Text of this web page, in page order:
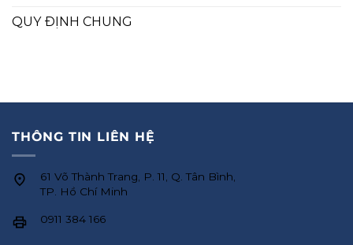
QUY ĐỊNH CHUNG
THÔNG TIN LIÊN HỆ
61 Võ Thành Trang, P. 11, Q. Tân Bình,
TP. Hồ Chí Minh
0911 384 166